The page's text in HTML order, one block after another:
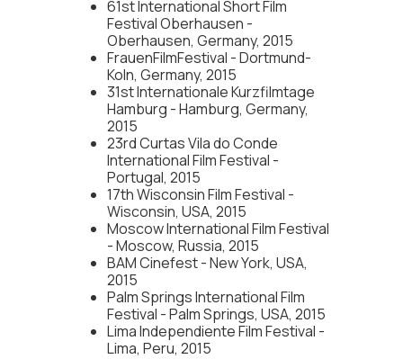
61st International Short Film
Festival Oberhausen -
Oberhausen, Germany, 2015
FrauenFilmFestival - Dortmund-
Koln, Germany, 2015
31st Internationale Kurzfilmtage
Hamburg - Hamburg, Germany,
2015
23rd Curtas Vila do Conde
International Film Festival -
Portugal, 2015
17th Wisconsin Film Festival -
Wisconsin, USA, 2015
Moscow International Film Festival
- Moscow, Russia, 2015
BAM Cinefest - New York, USA,
2015
Palm Springs International Film
Festival - Palm Springs, USA, 2015
Lima Independiente Film Festival -
Lima, Peru, 2015